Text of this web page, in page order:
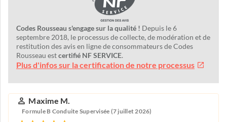
Codes Rousseau s'engage sur la qualité ! Depuis le 6
septembre 2018, le processus de collecte, de modération et de
restitution des avis en ligne de consommateurs de Codes
Rousseau estcertifié NF SERVICE.
Plus d'infos sur la certification de notre processus
Maxime M.
Formule B Conduite Supervisée (7 juillet 2026)